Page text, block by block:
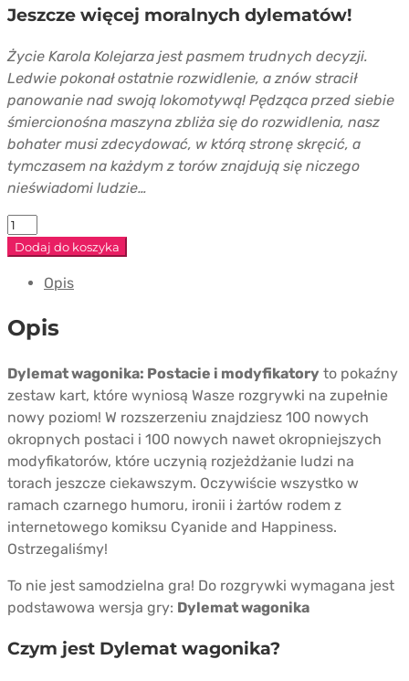
Jeszcze więcej moralnych dylematów!
Życie Karola Kolejarza jest pasmem trudnych decyzji.
Ledwie pokonał ostatnie rozwidlenie, a znów stracił
panowanie nad swoją lokomotywą! Pędząca przed siebie
śmiercionośna maszyna zbliża się do rozwidlenia, nasz
bohater musi zdecydować, w którą stronę skręcić, a
tymczasem na każdym z torów znajdują się niczego
nieświadomi ludzie…
ilość
Dylemat
Postacie
modyfikatory
Dodaj do koszyka
Opis
Opis
Dylemat wagonika: Postacie i modyfikatory to pokaźny
zestaw kart, które wyniosą Wasze rozgrywki na zupełnie
nowy poziom! W rozszerzeniu znajdziesz 100 nowych
okropnych postaci i 100 nowych nawet okropniejszych
modyfikatorów, które uczynią rozjeżdżanie ludzi na
torach jeszcze ciekawszym. Oczywiście wszystko w
ramach czarnego humoru, ironii i żartów rodem z
internetowego komiksu Cyanide and Happiness.
Ostrzegaliśmy!
To nie jest samodzielna gra! Do rozgrywki wymagana jest
podstawowa wersja gry: Dylemat wagonika
Czym jest Dylemat wagonika?